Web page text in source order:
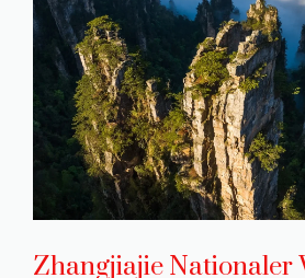
Zhangjiajie Nationaler